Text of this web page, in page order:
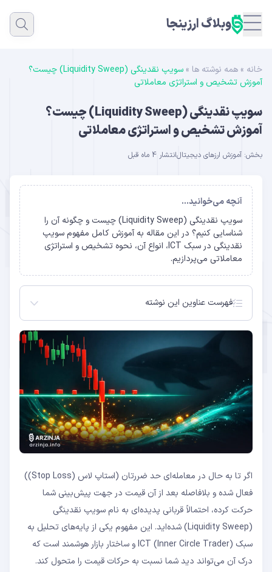
وبلاگ ارزینجا
خانه » همه نوشته ها »
سویپ نقدینگی (Liquidity Sweep) چیست؟
آموزش تشخیص و استراتژی معاملاتی
سویپ نقدینگی (Liquidity Sweep) چیست؟
آموزش تشخیص و استراتژی معاملاتی
بخش: آموزش ارزهای دیجیتالانتشار 4 ماه قبل
آنچه می‌خوانید...
سویپ نقدینگی (Liquidity Sweep) چیست و چگونه آن را
شناسایی کنیم؟ در این مقاله به آموزش کامل مفهوم سویپ
نقدینگی در سبک ICT، انواع آن، نحوه تشخیص و استراتژی
معاملاتی می‌پردازیم.
فهرست عناوین این نوشته
نقدینگی در بازار کجا جمع می‌شود؟
انواع سویپ نقدینگی
چگونه سویپ نقدینگی را شناسایی کنیم؟
مثال عملی سویپ نقدینگی در بازار بیت کوین
استراتژی معاملاتی مبتنی بر سویپ نقدینگی
تفاوت سویپ نقدینگی با شکست جعلی (Fakeout)
سویپ نقدینگی در تایم ‌فریم‌های مختلف
ابزارهای کمکی برای شناسایی نواحی نقدینگی
سویپ نقدینگی سمت فروش (Sell-Side Liquidity
سویپ نقدینگی سمت خرید (Buy-Side Liquidity
Sweep)
سوالات متداول
اگر تا به حال در معامله‌ای حد ضررتان (استاپ لاس (Stop Loss))
فعال شده و بلافاصله بعد از آن قیمت در جهت پیش‌بینی شما
حرکت کرده، احتمالاً قربانی پدیده‌ای به نام سویپ نقدینگی
(Liquidity Sweep) شده‌اید. این مفهوم یکی از پایه‌های تحلیل به
سبک ICT (Inner Circle Trader) و ساختار بازار هوشمند است که
درک آن می‌تواند دید شما نسبت به حرکات قیمت را متحول کند.